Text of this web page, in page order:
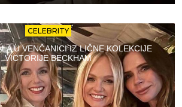
CELEBRITY
U VENČANICI IZ LIČNE KOLEKCIJE
VICTORIJE BECKHAM